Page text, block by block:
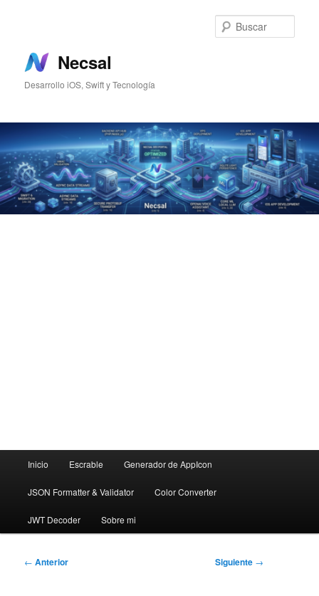
principal
Necsal
Desarrollo iOS, Swift y Tecnología
Inicio Escrable Generador de AppIcon
JSON Formatter & Validator Color Converter
JWT Decoder Sobre mi
Navegación
← Anterior Siguiente →